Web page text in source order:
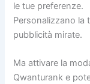
le tue preferenze.
Personalizzano la
pubblicità mirate.
Ma attivare la
Qwanturank e